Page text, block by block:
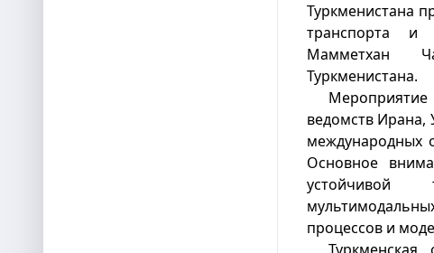
Туркменистана
транспорта и
Мамметхан
Туркменистана.
ведомств Ирана,
международных
Основное
устойчивой
процессов и